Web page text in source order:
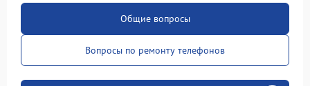
Общие вопросы
Вопросы по ремонту телефонов